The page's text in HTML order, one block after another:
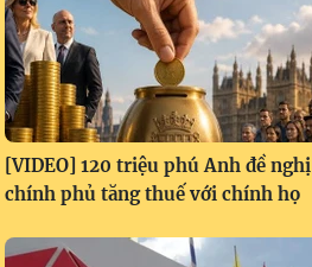
[VIDEO] 120 triệu phú Anh đề nghị
chính phủ tăng thuế với chính họ